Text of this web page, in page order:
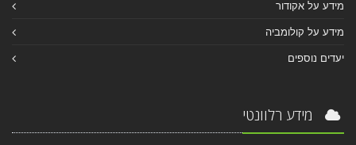
מידע על אקודור
מידע על קולומביה
יעדים נוספים
מידע רלוונטי